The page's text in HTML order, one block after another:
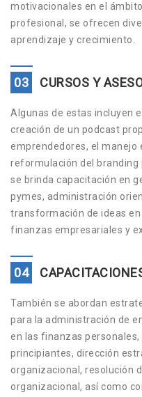
motivacionales en el
profesional, se ofrecen
aprendizaje y crecimiento.
03 CURSOS Y
Algunas de estas incluyen
creación de un podcast
emprendedores, el manejo
reformulación del
se brinda capacitación en
pymes, administración
transformación de ideas
finanzas empresariales y
04
También se abordan
para la administración de
en las finanzas
principiantes, dirección
organizacional, resolución
organizacional, así como